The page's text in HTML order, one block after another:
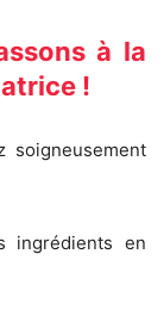
à la
!
soigneusement
ingrédients en